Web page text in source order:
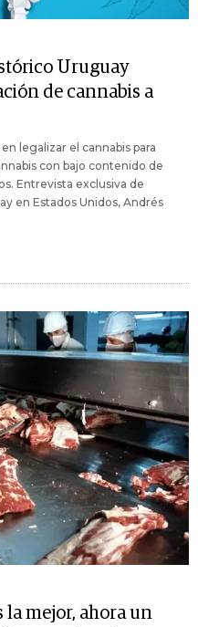
Uruguay
de cannabis a
legalizar el cannabis para
con bajo contenido de
Entrevista exclusiva de
en Estados Unidos, Andrés
la mejor, ahora un